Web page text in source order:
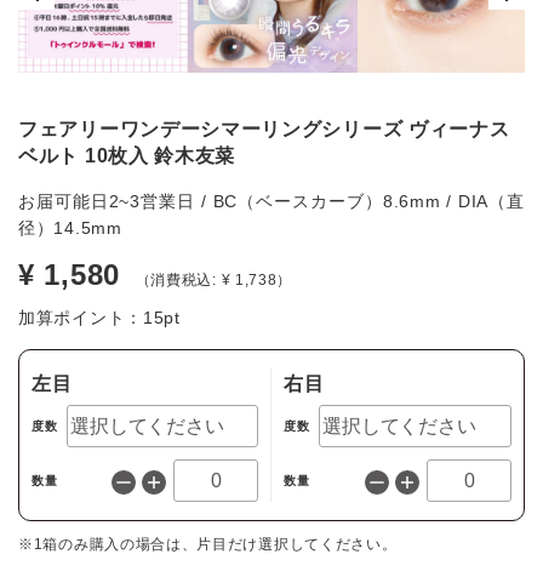
フェアリーワンデーシマーリングシリーズ ヴィーナス
ベルト 10枚入 鈴木友菜
お届可能日2~3営業日 / BC（ベースカーブ）8.6mm / DIA（直
径）14.5mm
¥ 1,580 （消費税込: ¥ 1,738）
加算ポイント： 15pt
左目
度数
数量
右目
度数
数量
※1箱のみ購入の場合は、片目だけ選択してください。